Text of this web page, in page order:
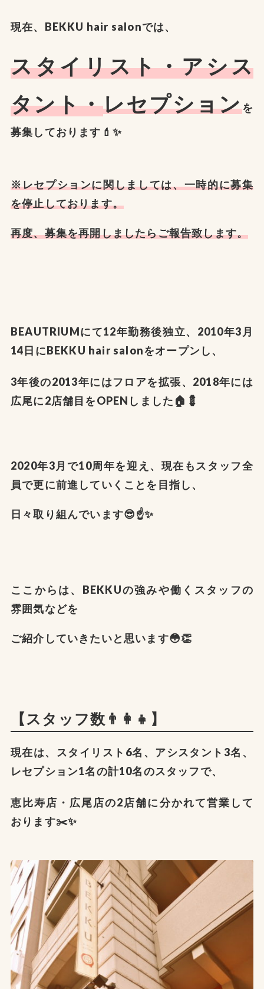
現在、BEKKU hair salonでは、
スタイリスト・アシス
タント・レセプションを
募集しております💄✨
※レセプションに関しましては、一時的に募集
を停止しております。
再度、募集を再開しましたらご報告致します。
BEAUTRIUMにて12年勤務後独立、2010年3月
14日にBEKKU hair salonをオープンし、
3年後の2013年にはフロアを拡張、2018年には
広尾に2店舗目をOPENしました🏠💈
2020年3月で10周年を迎え、現在もスタッフ全
員で更に前進していくことを目指し、
日々取り組んでいます😎☝️✨
ここからは、BEKKUの強みや働くスタッフの
雰囲気などを
ご紹介していきたいと思います😳👏
【スタッフ数👨‍👩‍👧】
現在は、スタイリスト6名、アシスタント3名、
レセプション1名の計10名のスタッフで、
恵比寿店・広尾店の2店舗に分かれて営業して
おります✂️✨